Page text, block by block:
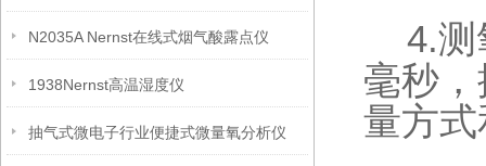
N2035A Nernst在线式烟气酸露点仪
1938Nernst高温湿度仪
抽气式微电子行业便捷式微量氧分析仪
4.测
毫秒
量方